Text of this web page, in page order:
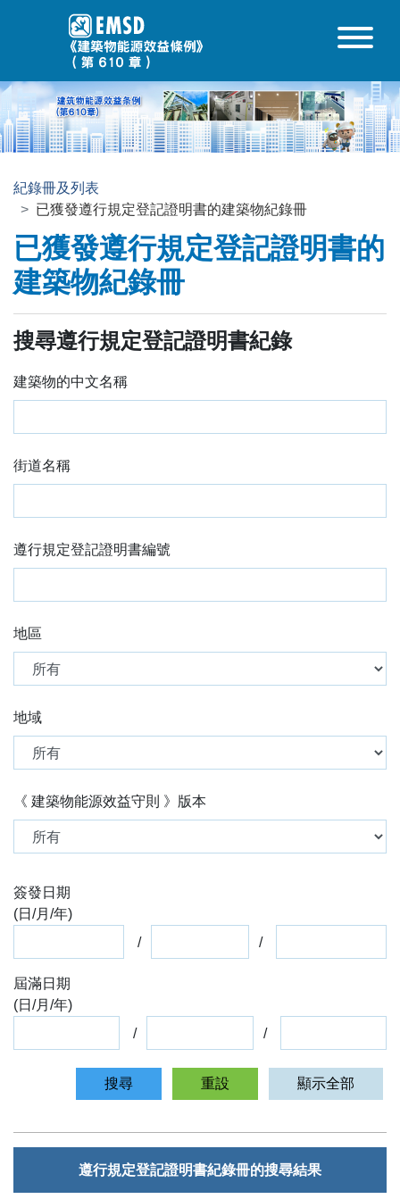
紀錄冊及列表
已獲發遵行規定登記證明書的建築物紀錄冊
已獲發遵行規定登記證明書的
建築物紀錄冊
搜尋遵行規定登記證明書紀錄
建築物的中文名稱
街道名稱
遵行規定登記證明書編號
地區
地域
《 建築物能源效益守則 》版本
簽發日期
(日 /月 /年)
屆滿日期
(日 /月 /年)
遵行規定登記證明書紀錄冊的搜尋結果